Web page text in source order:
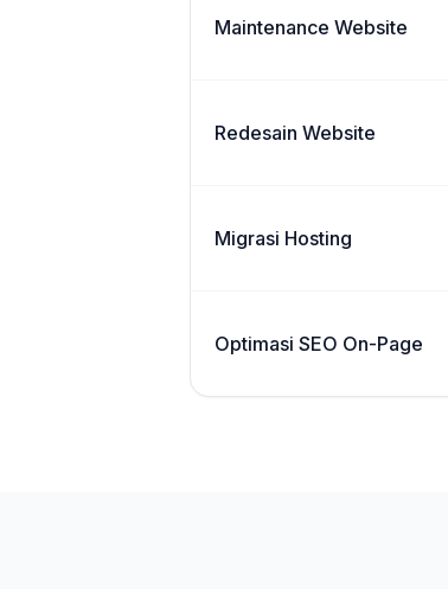
Maintenance Website
Redesain Website
Migrasi Hosting
Optimasi SEO On-Page